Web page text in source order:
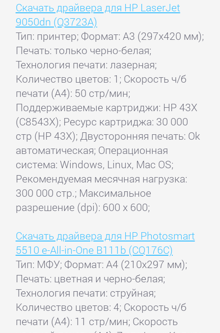
Скачать драйвера для HP LaserJet
9050dn (Q3723A)
Тип: принтер; Формат: A3 (297x420 мм);
Печать: только черно-белая;
Технология печати: лазерная;
Количество цветов: 1; Скорость ч/б
печати (А4): 50 стр/мин;
Поддерживаемые картриджи: HP 43X
(C8543X); Ресурс картриджа: 30 000
стр (HP 43X); Двусторонняя печать: Ok
автоматическая; Операционная
система: Windows, Linux, Mac OS;
Рекомендуемая месячная нагрузка:
300 000 стр.; Максимальное
разрешение (dpi): 600 x 600;
Скачать драйвера для HP Photosmart
5510 e-All-in-One B111b (CQ176C)
Тип: МФУ; Формат: A4 (210x297 мм);
Печать: цветная и черно-белая;
Технология печати: струйная;
Количество цветов: 4; Скорость ч/б
печати (А4): 11 стр/мин; Скорость